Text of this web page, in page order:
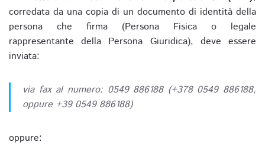
corredata da una copia di un documento di identità della
persona che firma (Persona Fisica o legale
rappresentante della Persona Giuridica), deve essere
inviata:
via fax al numero: 0549 886188 (+378 0549 886188,
oppure +39 0549 886188)
oppure: